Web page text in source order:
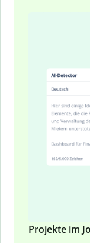
Projekte im